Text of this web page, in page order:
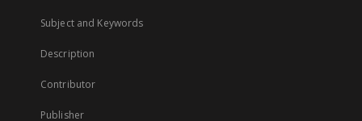
Subject and Keywords
Description
Contributor
Publisher